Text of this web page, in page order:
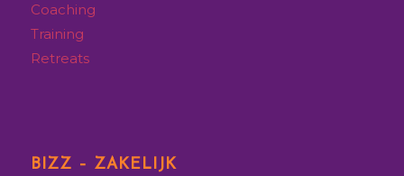
Coaching
Training
Retreats
BIZZ – ZAKELIJK